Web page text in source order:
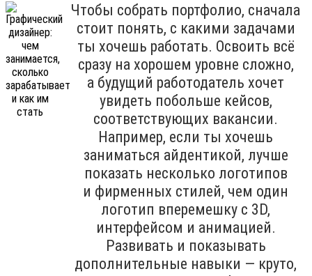
Чтобы собрать портфолио, сначала
стоит понять, с какими задачами
ты хочешь работать. Освоить всё
сразу на хорошем уровне сложно,
а будущий работодатель хочет
увидеть побольше кейсов,
соответствующих вакансии.
Например, если ты хочешь
заниматься айдентикой, лучше
показать несколько логотипов
и фирменных стилей, чем один
логотип вперемешку с 3D,
интерфейсом и анимацией.
Развивать и показывать
дополнительные навыки — круто,